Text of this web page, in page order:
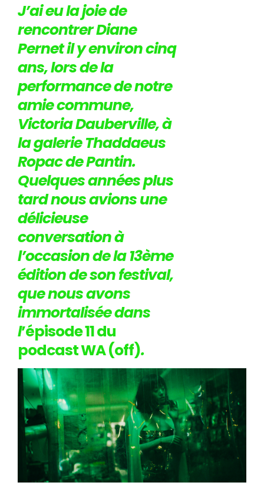
J’ai eu la joie de
rencontrer Diane
Pernet il y environ cinq
ans, lors de la
performance de notre
amie commune,
Victoria Dauberville, à
la galerie Thaddaeus
Ropac de Pantin.
Quelques années plus
tard nous avions une
délicieuse
conversation à
l’occasion de la 13ème
édition de son festival,
que nous avons
immortalisée dans
l’épisode 11 du
podcast WA (off).